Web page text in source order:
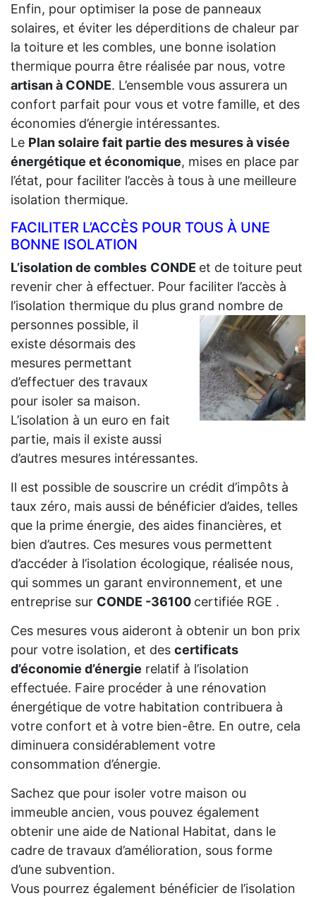
Enfin, pour optimiser la pose de panneaux
solaires, et éviter les déperditions de chaleur par
la toiture et les combles, une bonne isolation
thermique pourra être réalisée par nous, votre
artisan à CONDE. L’ensemble vous assurera un
confort parfait pour vous et votre famille, et des
économies d’énergie intéressantes.
Le Plan solaire fait partie des mesures à visée
énergétique et économique, mises en place par
l’état, pour faciliter l’accès à tous à une meilleure
isolation thermique.
FACILITER L’ACCÈS POUR TOUS À UNE
BONNE ISOLATION
L’isolation de combles CONDE et de toiture peut
revenir cher à effectuer. Pour faciliter l’accès à
l’isolation thermique du plus grand nombre de
personnes possible, il
existe désormais des
mesures permettant
d’effectuer des travaux
pour isoler sa maison.
L’isolation à un euro en fait
partie, mais il existe aussi
d’autres mesures intéressantes.
Il est possible de souscrire un crédit d’impôts à
taux zéro, mais aussi de bénéficier d’aides, telles
que la prime énergie, des aides financières, et
bien d’autres. Ces mesures vous permettent
d’accéder à l’isolation écologique, réalisée nous,
qui sommes un garant environnement, et une
entreprise sur CONDE -36100 certifiée RGE .
Ces mesures vous aideront à obtenir un bon prix
pour votre isolation, et des certificats
d’économie d’énergie relatif à l’isolation
effectuée. Faire procéder à une rénovation
énergétique de votre habitation contribuera à
votre confort et à votre bien-être. En outre, cela
diminuera considérablement votre
consommation d’énergie.
Sachez que pour isoler votre maison ou
immeuble ancien, vous pouvez également
obtenir une aide de National Habitat, dans le
cadre de travaux d’amélioration, sous forme
d’une subvention.
Vous pourrez également bénéficier de l’isolation